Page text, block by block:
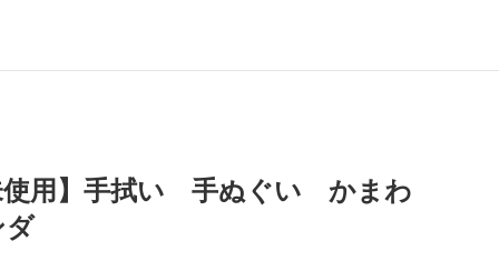
使用】手拭い 手ぬぐい かまわ